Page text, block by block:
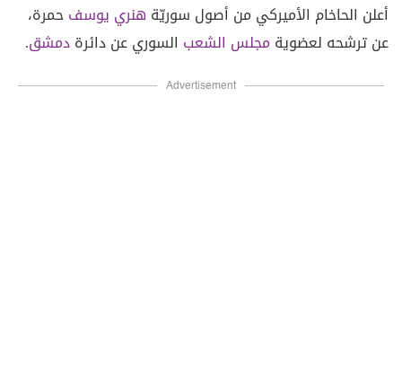
أعلن الحاخام الأميركي من أصول سوريّة هنري يوسفحمرة،
عن ترشحه لعضويةمجلس الشعب السوري عن دائرةدمشق.
Advertisement